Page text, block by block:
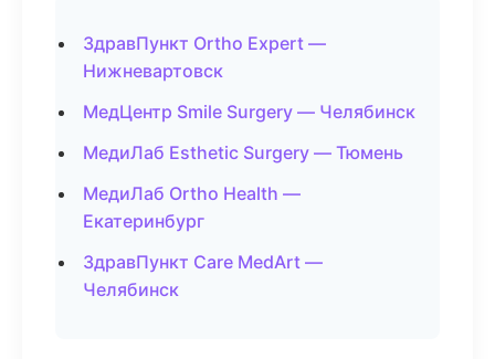
ЗдравПункт Ortho Expert —
Нижневартовск
МедЦентр Smile Surgery — Челябинск
МедиЛаб Esthetic Surgery — Тюмень
МедиЛаб Ortho Health —
Екатеринбург
ЗдравПункт Care MedArt —
Челябинск